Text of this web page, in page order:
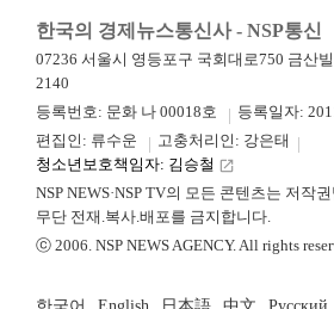
한국의 경제뉴스통신사 - NSP통신
07236 서울시 영등포구 국회대로750 금산
2140
등록번호: 문화 나 00018호
등록일자:
편집인: 류수운
고충처리인: 강은태
청소년보호책임자: 김승철 launch
NSP NEWS·NSP TV의 모든 콘텐츠는 저작
무단 전재.복사.배포를 금지합니다.
ⓒ 2006. NSP NEWS AGENCY. All rights